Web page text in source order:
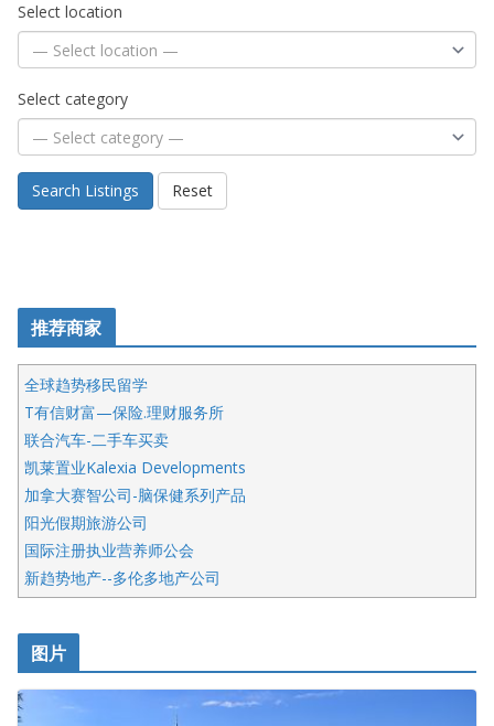
Select location
Select category
Search Listings Reset
推荐商家
全球趋势移民留学
T有信财富—保险.理财服务所
联合汽车-二手车买卖
凯莱置业Kalexia Developments
加拿大赛智公司-脑保健系列产品
阳光假期旅游公司
国际注册执业营养师公会
新趋势地产--多伦多地产公司
开明车行KS CAR SALES & SERVICE
健健宝公司
皇后金融集团
图片